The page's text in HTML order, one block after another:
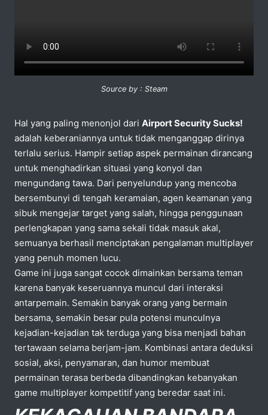
Source by : Steam
Hal yang paling menonjol dari Airport Security Sucks!
adalah keberaniannya untuk tidak menganggap dirinya
terlalu serius. Hampir setiap aspek permainan dirancang
untuk menghadirkan situasi yang konyol dan
mengundang tawa. Dari penyelundup yang mencoba
bersembunyi di tengah keramaian, agen keamanan yang
sibuk mengejar target yang salah, hingga penggunaan
perlengkapan yang sama sekali tidak masuk akal,
semuanya berhasil menciptakan pengalaman multiplayer
yang penuh momen lucu.
Game ini juga sangat cocok dimainkan bersama teman
karena banyak keseruannya muncul dari interaksi
antarpemain. Semakin banyak orang yang bermain
bersama, semakin besar pula potensi munculnya
kejadian-kejadian tak terduga yang bisa menjadi bahan
tertawaan selama berjam-jam. Kombinasi antara deduksi
sosial, aksi, penyamaran, dan humor membuat
permainan terasa berbeda dibandingkan kebanyakan
game multiplayer kompetitif yang beredar saat ini.